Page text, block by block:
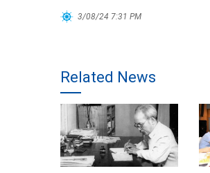
3/08/24 7:31 PM
Related News